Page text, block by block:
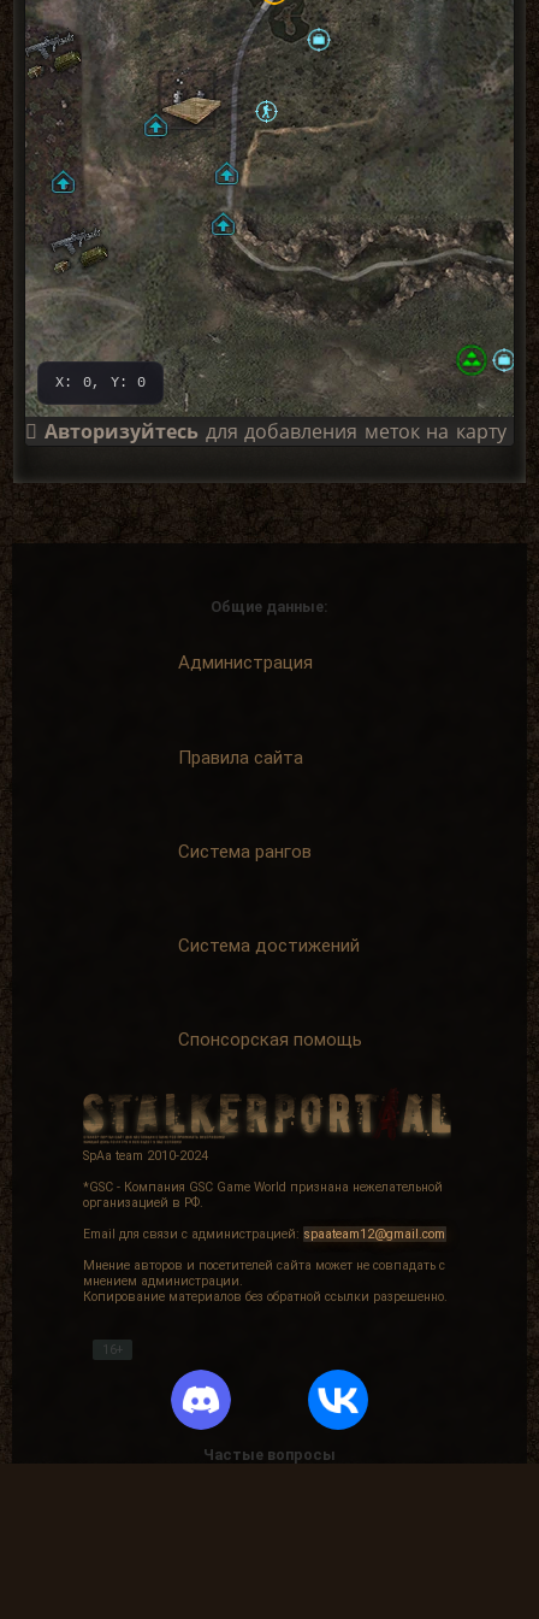
X: 0, Y: 0
Авторизуйтесьдля добавления меток на карту
Общие данные:
Администрация
Правила сайта
Система рангов
Система достижений
Спонсорская помощь
SpAa team 2010-2024
*GSC - Компания GSC Game World признана нежелательной
организацией в РФ.
Email для связи с администрацией: spaateam12@gmail.com
Мнение авторов и посетителей сайта может не совпадать с
мнением администрации.
Копирование материалов без обратной ссылки разрешенно.
16+
Частые вопросы